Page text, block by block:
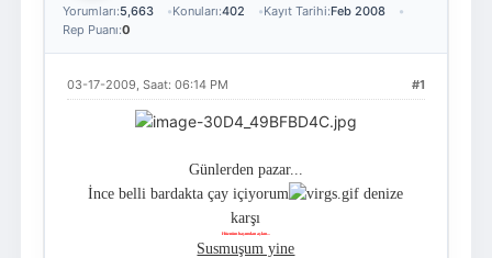
Yorumları:5,663 Konuları:402 Kayıt Tarihi:Feb 2008
Rep Puanı:0
#1
03-17-2009, Saat: 06:14 PM
Günlerden pazar...
İnce belli bardakta çay içiyorum
denize
karşı
Hüznüm başımdan aşkın...
Susmuşum yine